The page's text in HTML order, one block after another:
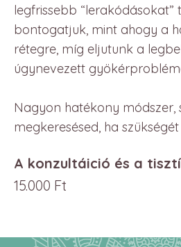
legfrissebb “lerakódásokat”
bontogatjuk, mint ahogy a
rétegre, míg eljutunk a
úgynevezett
Nagyon hatékony módszer,
megkeresésed, ha
A konzultáició és a
15.000 Ft